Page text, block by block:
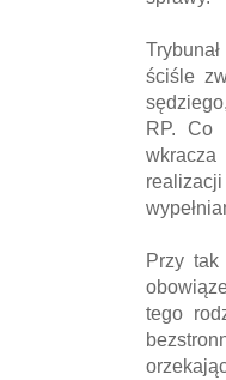
ściśle
RP. Co
Przy tak
tego